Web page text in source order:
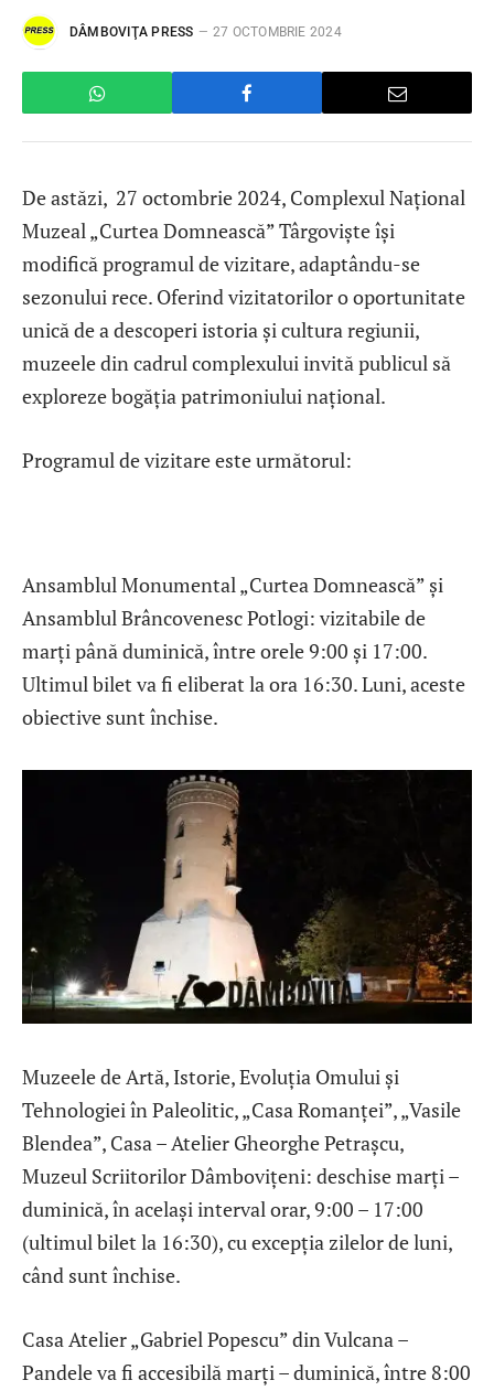
DÂMBOVIŢA PRESS 27 OCTOMBRIE 2024
De astăzi, 27 octombrie 2024, Complexul Naţional
Muzeal „Curtea Domnească” Târgovişte își
modifică programul de vizitare, adaptându-se
sezonului rece. Oferind vizitatorilor o oportunitate
unică de a descoperi istoria și cultura regiunii,
muzeele din cadrul complexului invită publicul să
exploreze bogăția patrimoniului național.
Programul de vizitare este următorul:
Ansamblul Monumental „Curtea Domnească” și
Ansamblul Brâncovenesc Potlogi: vizitabile de
marți până duminică, între orele 9:00 și 17:00.
Ultimul bilet va fi eliberat la ora 16:30. Luni, aceste
obiective sunt închise.
Muzeele de Artă, Istorie, Evoluția Omului și
Tehnologiei în Paleolitic, „Casa Romanței”, „Vasile
Blendea”, Casa – Atelier Gheorghe Petrașcu,
Muzeul Scriitorilor Dâmbovițeni: deschise marți –
duminică, în același interval orar, 9:00 – 17:00
(ultimul bilet la 16:30), cu excepția zilelor de luni,
când sunt închise.
Casa Atelier „Gabriel Popescu” din Vulcana –
Pandele va fi accesibilă marți – duminică, între 8:00